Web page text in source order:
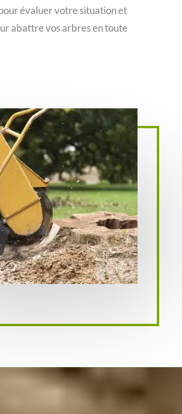
évaluer votre situation et
abattre vos arbres en toute